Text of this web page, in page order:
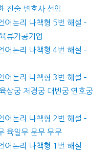
진술 변호사 선임
어논리 나책형 5번 해설 –
류가공기업
어논리 나책형 4번 해설 –
어논리 나책형 3번 해설 –
상궁 저경궁 대빈궁 연호궁
어논리 나책형 2번 해설 –
육일무 문무 무무
어논리 나책형 1번 해설 –